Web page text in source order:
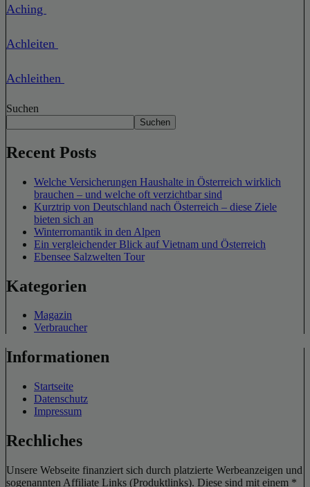
Aching
Achleiten
Achleithen
Suchen
Suchen
Recent Posts
Welche Versicherungen Haushalte in Österreich wirklich
brauchen – und welche oft verzichtbar sind
Kurztrip von Deutschland nach Österreich – diese Ziele
bieten sich an
Winterromantik in den Alpen
Ein vergleichender Blick auf Vietnam und Österreich
Ebensee Salzwelten Tour
Kategorien
Magazin
Verbraucher
Informationen
Startseite
Datenschutz
Impressum
Rechliches
Unsere Webseite finanziert sich durch platzierte Werbeanzeigen und
sogenannten Affiliate Links (Produktlinks). Diese sind mit einem *